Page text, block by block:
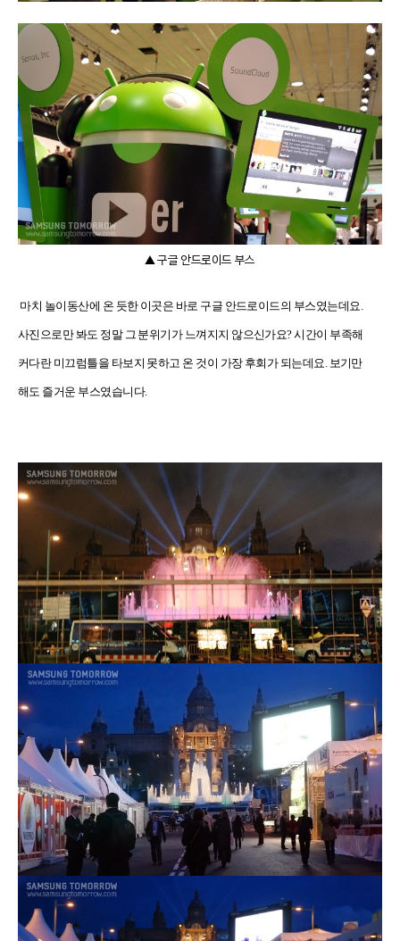
▲ 구글 안드로이드 부스
마치 놀이동산에 온 듯한 이곳은 바로 구글 안드로이드의 부스였는데요
사진으로만 봐도 정말 그 분위기가 느껴지지 않으신가요?시간이 부족해
커다란 미끄럼틀을 타보지 못하고 온 것이 가장 후회가 되는데요 보기만
해도 즐거운 부스였습니다.